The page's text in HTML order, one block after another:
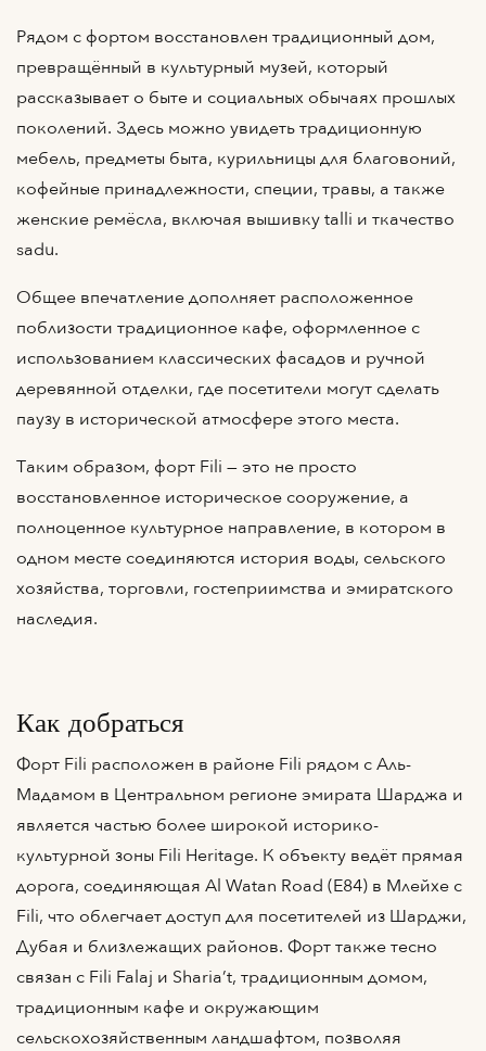
Рядом с фортом восстановлен традиционный дом,
превращённый в культурный музей, который
рассказывает о быте и социальных обычаях прошлых
поколений. Здесь можно увидеть традиционную
мебель, предметы быта, курильницы для благовоний,
кофейные принадлежности, специи, травы, а также
женские ремёсла, включая вышивку talli и ткачество
sadu.
Общее впечатление дополняет расположенное
поблизости традиционное кафе, оформленное с
использованием классических фасадов и ручной
деревянной отделки, где посетители могут сделать
паузу в исторической атмосфере этого места.
Таким образом, форт Fili — это не просто
восстановленное историческое сооружение, а
полноценное культурное направление, в котором в
одном месте соединяются история воды, сельского
хозяйства, торговли, гостеприимства и эмиратского
наследия.
Как добраться
Форт Fili расположен в районе Fili рядом с Аль-
Мадамом в Центральном регионе эмирата Шарджа и
является частью более широкой историко-
культурной зоны Fili Heritage. К объекту ведёт прямая
дорога, соединяющая Al Watan Road (E84) в Млейхе с
Fili, что облегчает доступ для посетителей из Шарджи,
Дубая и близлежащих районов. Форт также тесно
связан с Fili Falaj и Sharia’t, традиционным домом,
традиционным кафе и окружающим
сельскохозяйственным ландшафтом, позволяя